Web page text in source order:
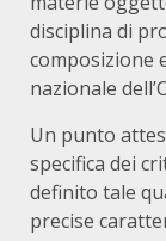
disciplina di
composizione
nazionale
Un punto
specifica dei
definito tale
precise